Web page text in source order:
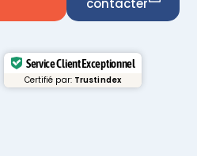
contacter
Service Client Exceptionnel
Certifié par: Trustindex